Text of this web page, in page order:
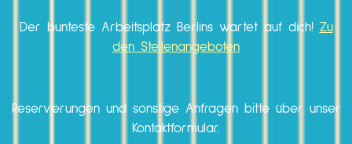
Der bunteste Arbeitsplatz Berlins wartet auf dich! Zu
den Stellenangeboten
Reservierungen und sonstige Anfragen bitte über unser
Kontaktformular.